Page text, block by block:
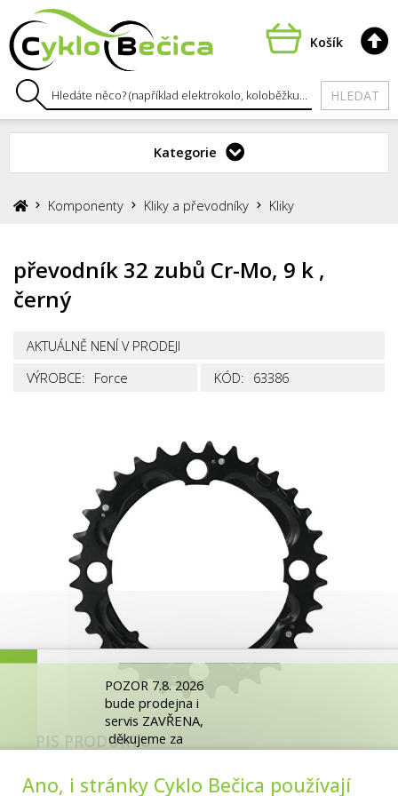
HLEDAT
Košík
Kategorie
Komponenty Kliky a převodníky Kliky
převodník 32 zubů Cr-Mo, 9 k ,
černý
AKTUÁLNĚ NENÍ V PRODEJI
VÝROBCE: Force KÓD: 63386
POPIS PRODUKTU
MTB převodník na kliky FORCE NINE3+
POZOR 7.8. 2026
bude prodejna i
servis ZAVŘENA,
děkujeme za
Z kapacitních důvodů
Ano, i stránky Cyklo Bečica používají